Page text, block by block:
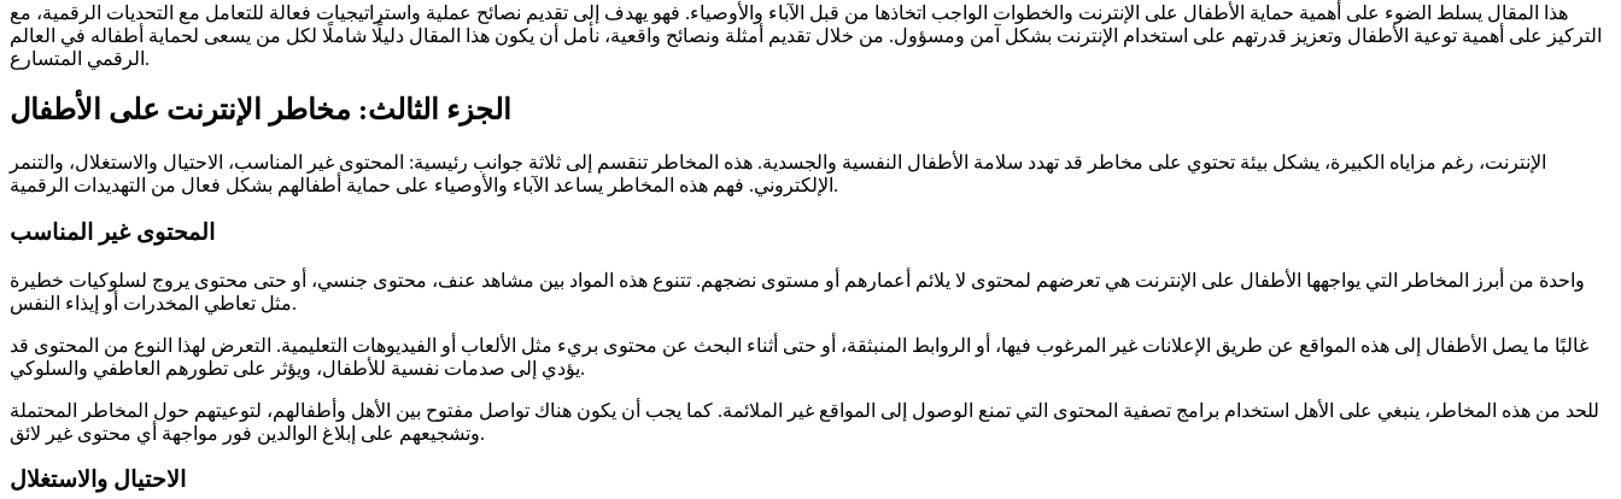
هذا المقال يسلط الضوء على أهمية حماية الأطفال على الإنترنت والخطوات الواجب اتخاذها من قبل الآباء والأوصياء. فهو يهدف إلى تقديم نصائح عملية واستراتيجيات فعالة للتعامل مع التحديات الرقمية، مع
التركيز على أهمية توعية الأطفال وتعزيز قدرتهم على استخدام الإنترنت بشكل آمن ومسؤول. من خلال تقديم أمثلة ونصائح واقعية، نأمل أن يكون هذا المقال دليلًا شاملًا لكل من يسعى لحماية أطفاله في العالم
الرقمي المتسارع.
الجزء الثالث: مخاطر الإنترنت على الأطفال
الإنترنت، رغم مزاياه الكبيرة، يشكل بيئة تحتوي على مخاطر قد تهدد سلامة الأطفال النفسية والجسدية. هذه المخاطر تنقسم إلى ثلاثة جوانب رئيسية: المحتوى غير المناسب، الاحتيال والاستغلال، والتنمر
الإلكتروني. فهم هذه المخاطر يساعد الآباء والأوصياء على حماية أطفالهم بشكل فعال من التهديدات الرقمية.
المحتوى غير المناسب
واحدة من أبرز المخاطر التي يواجهها الأطفال على الإنترنت هي تعرضهم لمحتوى لا يلائم أعمارهم أو مستوى نضجهم. تتنوع هذه المواد بين مشاهد عنف، محتوى جنسي، أو حتى محتوى يروج لسلوكيات خطيرة
مثل تعاطي المخدرات أو إيذاء النفس.
غالبًا ما يصل الأطفال إلى هذه المواقع عن طريق الإعلانات غير المرغوب فيها، أو الروابط المنبثقة، أو حتى أثناء البحث عن محتوى بريء مثل الألعاب أو الفيديوهات التعليمية. التعرض لهذا النوع من المحتوى قد
يؤدي إلى صدمات نفسية للأطفال، ويؤثر على تطورهم العاطفي والسلوكي.
للحد من هذه المخاطر، ينبغي على الأهل استخدام برامج تصفية المحتوى التي تمنع الوصول إلى المواقع غير الملائمة. كما يجب أن يكون هناك تواصل مفتوح بين الأهل وأطفالهم، لتوعيتهم حول المخاطر المحتملة
وتشجيعهم على إبلاغ الوالدين فور مواجهة أي محتوى غير لائق.
الاحتيال والاستغلال